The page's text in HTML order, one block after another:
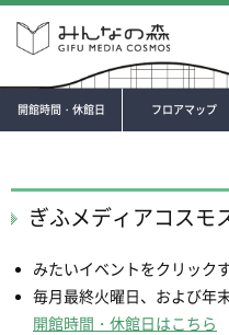
開館時間・休館日 フロアマップ
ぎふメディアコス
みたいイベントをクリック
毎月最終火曜日、および年
開館時間・休館日はこちら